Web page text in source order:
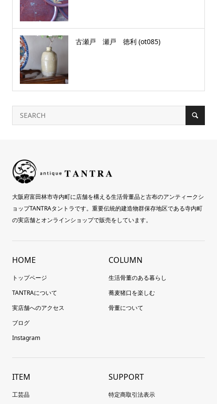
古瀬戸 瀬戸 徳利 (ot085)
大阪府富田林市寺内町に店舗を構える生活骨董品と古布のアンティークシ
ョップTANTRAタントラです。重要伝統的建造物群保存地区である寺内町
の実店舗とオンラインショップで販売をしています。
HOME
トップページ
TANTRAについて
実店舗へのアクセス
ブログ
Instagram
COLUMN
生活骨董のある暮らし
蕎麦猪口を楽しむ
骨董について
ITEM
工芸品
SUPPORT
特定商取引法表示